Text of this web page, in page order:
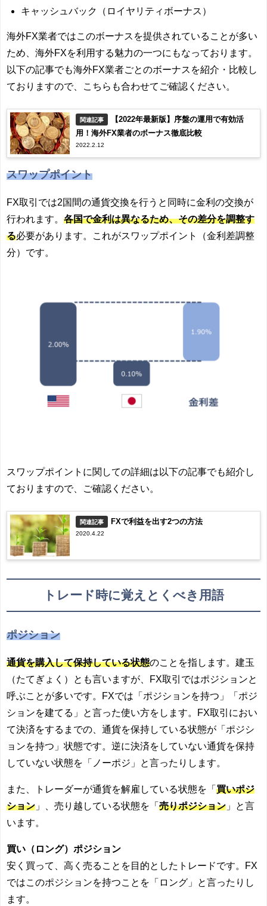
キャッシュバック（ロイヤリティボーナス）
海外FX業者ではこのボーナスを提供されていることが多い
ため、海外FXを利用する魅力の一つにもなっております。
以下の記事でも海外FX業者ごとのボーナスを紹介・比較し
ておりますので、こちらも合わせてご確認ください。
関連記事
【2022年最新版】序盤の運用で有効活
用！海外FX業者のボーナス徹底比較
2022.2.12
スワップポイント
FX取引では2国間の通貨交換を行うと同時に金利の交換が
行われます。 各国で金利は異なるため、その差分を調整す
る必要があります。これがスワップポイント（金利差調整
分）です。
スワップポイントに関しての詳細は以下の記事でも紹介し
ておりますので、ご確認ください。
関連記事 FXで利益を出す2つの方法
2020.4.22
トレード時に覚えとくべき 用語
ポジション
通貨を購入して保持している状態のことを指します。建玉
（たてぎょく）とも言いますが、FX取引ではポジションと
呼ぶことが多いです。FXでは「ポジションを持つ」「ポジ
ションを建てる」と言った使い方をします。FX取引におい
て決済をするまでの、通貨を保持している状態が「ポジシ
ョンを持つ」状態です。逆に決済をしていない通貨を保持
していない状態を「ノーポジ」と言ったりします。
また、トレーダーが通貨を解雇している状態を「買いポジ
ション 」、売り越している状態を「売りポジション 」と言
います。
買い（ロング）ポジション
安く買って、高く売ることを目的としたトレードです。FX
ではこのポジションを持つことを「ロング」と言ったりし
ます。